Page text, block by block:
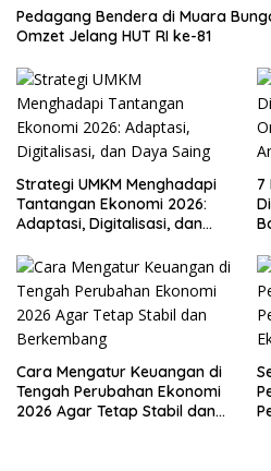
Pedagang Bendera di Muara
Omzet Jelang HUT RI ke-81
Strategi UMKM Menghadapi
Tantangan Ekonomi 2026:
Adaptasi, Digitalisasi, dan
7
Cara Mengatur Keuangan di
Tengah Perubahan Ekonomi
2026 Agar Tetap Stabil dan